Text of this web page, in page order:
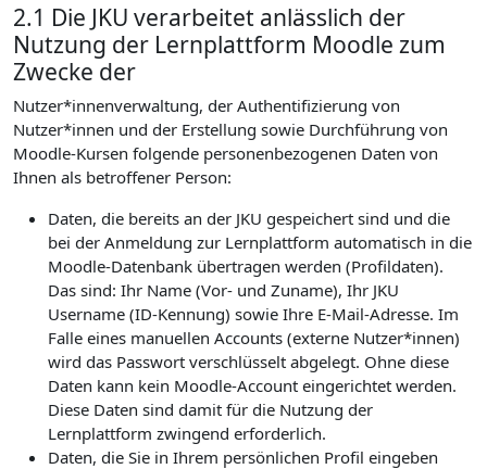
2.1 Die JKU verarbeitet anlässlich der
Nutzung der Lernplattform Moodle zum
Zwecke der
Nutzer*innenverwaltung, der Authentifizierung von
Nutzer*innen und der Erstellung sowie Durchführung von
Moodle-Kursen folgende personenbezogenen Daten von
Ihnen als betroffener Person:
Daten, die bereits an der JKU gespeichert sind und die
bei der Anmeldung zur Lernplattform automatisch in die
Moodle-Datenbank übertragen werden (Profildaten).
Das sind: Ihr Name (Vor- und Zuname), Ihr JKU
Username (ID-Kennung) sowie Ihre E-Mail-Adresse. Im
Falle eines manuellen Accounts (externe Nutzer*innen)
wird das Passwort verschlüsselt abgelegt. Ohne diese
Daten kann kein Moodle-Account eingerichtet werden.
Diese Daten sind damit für die Nutzung der
Lernplattform zwingend erforderlich.
Daten, die Sie in Ihrem persönlichen Profil eingeben